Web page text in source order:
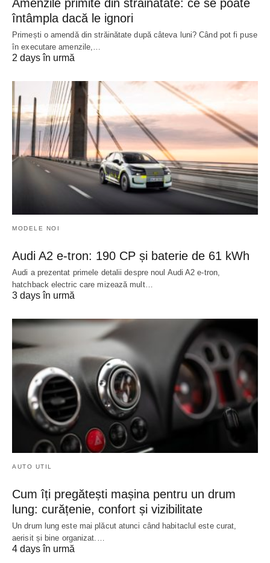
Amenzile primite din străinătate: ce se poate
întâmpla dacă le ignori
Primești o amendă din străinătate după câteva luni? Când pot fi puse
în executare amenzile,…
2 days în urmă
MODELE NOI
Audi A2 e-tron: 190 CP și baterie de 61 kWh
Audi a prezentat primele detalii despre noul Audi A2 e-tron,
hatchback electric care mizează mult…
3 days în urmă
AUTO UTIL
Cum îți pregătești mașina pentru un drum
lung: curățenie, confort și vizibilitate
Un drum lung este mai plăcut atunci când habitaclul este curat,
aerisit și bine organizat.…
4 days în urmă